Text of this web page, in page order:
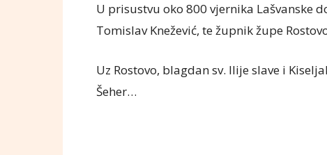
U prisustvu oko 800 vjernika Lašvanske
Tomislav Knežević, te župnik župe
Uz Rostovo, blagdan sv. Ilije slave i
Šeher…